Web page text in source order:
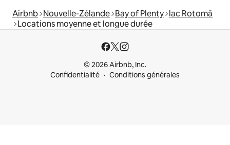
Airbnb Nouvelle-Zélande Bay of Plenty lac Rotomā
Locations moyenne et longue durée
© 2026 Airbnb, Inc.
Confidentialité
Conditions générales